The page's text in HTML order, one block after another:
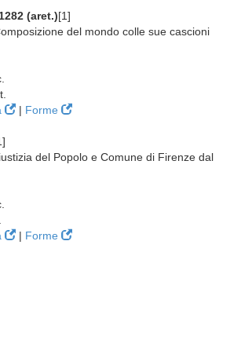
(aret.)[1]
del mondo colle sue cascioni
| Forme
del Popolo e Comune di Firenze dal
| Forme